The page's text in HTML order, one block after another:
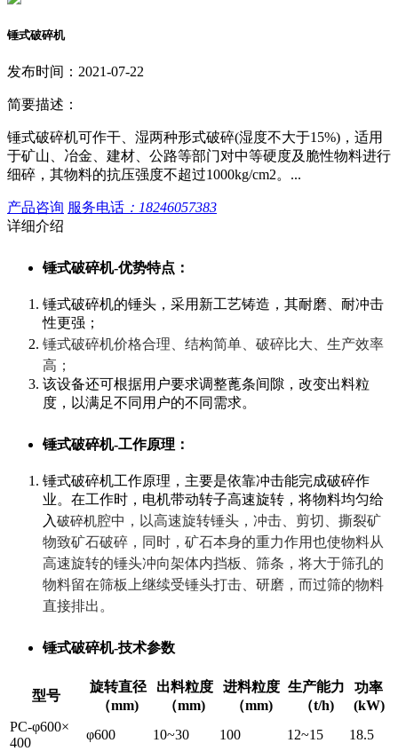
锤式破碎机
发布时间：2021-07-22
简要描述：
锤式破碎机可作干、湿两种形式破碎(湿度不大于15%)，适用
于矿山、冶金、建材、公路等部门对中等硬度及脆性物料进行
细碎，其物料的抗压强度不超过1000kg/cm2。...
产品咨询 服务电话 ：18246057383
详细介绍
锤式破碎机-优势特点：
锤式破碎机的锤头，采用新工艺铸造，其耐磨、耐冲击
性更强；
锤式破碎机价格合理、结构简单、破碎比大、生产效率
高；
该设备还可根据用户要求调整蓖条间隙，改变出料粒
度，以满足不同用户的不同需求。
锤式破碎机-工作原理：
锤式破碎机工作原理，主要是依靠冲击能完成破碎作
业。在工作时，电机带动转子高速旋转，将物料均匀给
入破碎机腔中，以高速旋转锤头，冲击、剪切、撕裂矿
物致矿石破碎，同时，矿石本身的重力作用也使物料从
高速旋转的锤头冲向架体内挡板、筛条，将大于筛孔的
物料留在筛板上继续受锤头打击、研磨，而过筛的物料
直接排出。
锤式破碎机-技术参数
型号
旋转直径
（mm)
出料粒度
（mm)
进料粒度
（mm)
生产能力
（t/h)
功率
(kW)
PC-φ600×
400
φ600 10~30 100 12~15
18.5